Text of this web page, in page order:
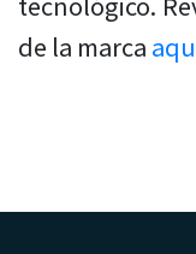
de la marca